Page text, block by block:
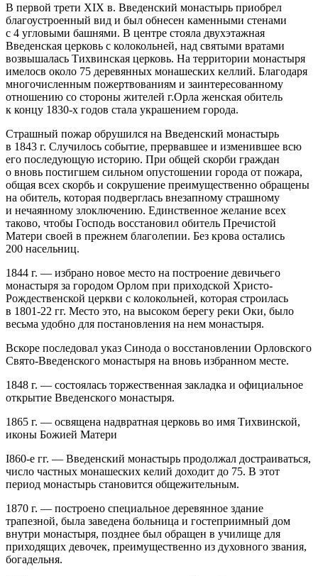
В первой трети ХIХ в. Введенский монастырь приобрел
благоустроенный вид и был обнесен каменными стенами
с 4 угловыми башнями. В центре стояла двухэтажная
Введенская церковь с колокольней, над святыми вратами
возвышалась Тихвинская церковь. На территории монастыря
имелосв около 75 деревянных монашеских келлий. Благодаря
многочисленным пожертвованиям и заинтересованному
отношению со стороны жителей г.Орла женская обитель
к концу 1830-х годов стала украшением города.
Страшный пожар обрушился на Введенский монастырь
в 1843 г. Случилось событие, прервавшее и изменившее всю
его последующую историю. При общей скорби граждан
о вновь постигшем сильном опустошении города от пожара,
общая всех скорбь и сокрушение преимущественно обращены
на обитель, которая подверглась внезапному страшному
и нечаянному злоключению. Единственное желание всех
таково, чтобы Господь восстановил обитель Пречистой
Матери своей в прежнем благолепии. Без крова остались
200 насельниц.
1844 г. — избрано новое место на построение девичьего
монастыря за городом Орлом при приходской Христо-
Рождественской церкви с колокольней, которая строилась
в 1801-22 гг. Место это, на высоком берегу реки Оки, было
весьма удобно для постановления на нем монастыря.
Вскоре последовал указ Синода о восстановлении Орловского
Свято-Введенского монастыря на вновь избранном месте.
1848 г. — состоялась торжественная закладка и официальное
открытие Введенского монастыря.
1865 г. — освящена надвратная церковь во имя Тихвинской,
иконы Божией Матери
I860-е гг. — Введенский монастырь продолжал достраиваться,
число частных монашеских келий доходит до 75. В этот
период монастырь становится общежительным.
1870 г. — построено специальное деревянное здание
трапезной, была заведена больница и гостеприимный дом
внутри монастыря, позднее был обращен в училище для
приходящих девочек, преимущественно из духовного звания,
богадельня.